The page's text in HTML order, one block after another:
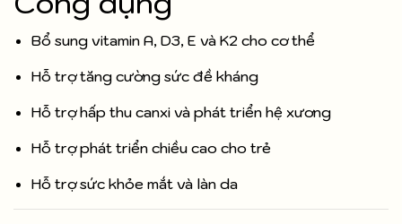
Bổ sung vitamin A, D3, E và K2 cho cơ thể
Hỗ trợ tăng cường sức đề kháng
Hỗ trợ hấp thu canxi và phát triển hệ xương
Hỗ trợ phát triển chiều cao cho trẻ
Hỗ trợ sức khỏe mắt và làn da